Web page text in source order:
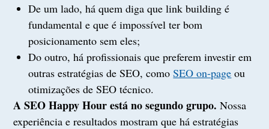
De um lado, há quem diga que link building é
fundamental e que é impossível ter bom
posicionamento sem eles;
Do outro, há profissionais que preferem investir em
outras estratégias de SEO, comoSEO on-page ou
otimizações de SEO técnico.
A SEO Happy Hour está no segundo grupo.Nossa
experiência e resultados mostram que há estratégias